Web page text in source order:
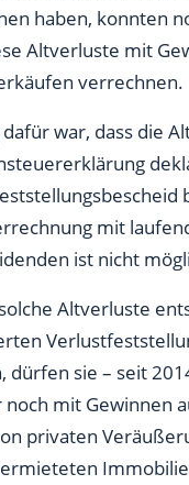
haben, konnten
Altverluste mit
verrechnen.
war, dass die
mit
ist nicht
Altverluste
dürfen sie – seit
mit Gewinnen
privaten